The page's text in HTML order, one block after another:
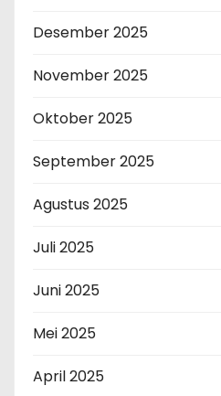
Desember 2025
November 2025
Oktober 2025
September 2025
Agustus 2025
Juli 2025
Juni 2025
Mei 2025
April 2025